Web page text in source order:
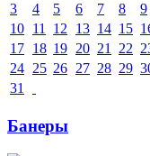
3
4 5 6 7 8
9
10 11 12 13 14 15
17 18 19 20 21 22
24 25 26 27 28 29
31
Банеры